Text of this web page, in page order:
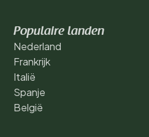
Populaire landen
Nederland
Frankrijk
Italië
Spanje
België